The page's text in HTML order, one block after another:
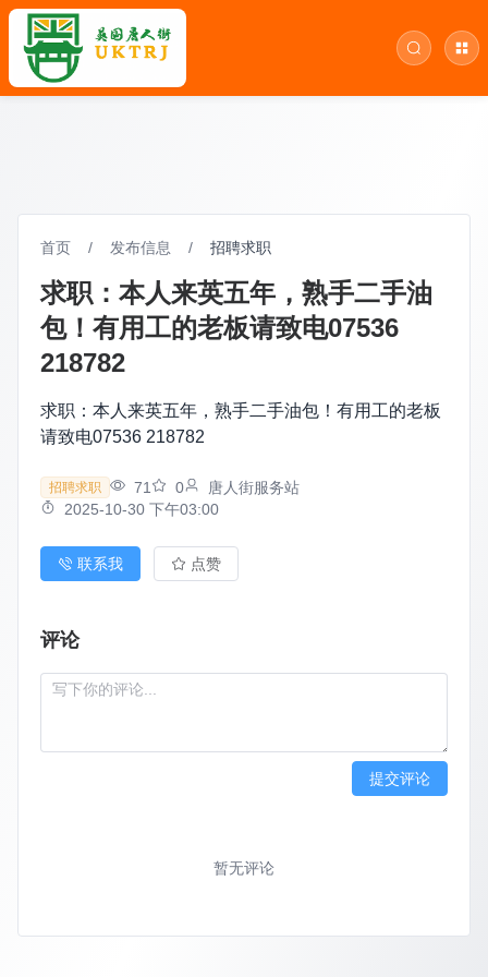
首页 / 发布信息 / 招聘求职
求职：本人来英五年，熟手二手油
包！有用工的老板请致电07536
218782
求职：本人来英五年，熟手二手油包！有用工的老板
请致电07536 218782
招聘求职 71 0
唐人街服务站
2025-10-30 下午03:00
联系我 点赞
评论
提交评论
暂无评论